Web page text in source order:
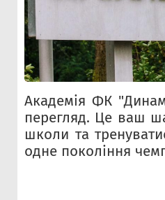
Академія ФК
перегляд. Це ваш
школи та
одне покоління